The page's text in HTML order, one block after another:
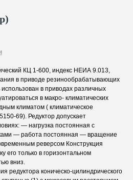
КЦ 1-600, индекс НЕИА 9.013,
в приводе резинообрабатывающих
в приводах различных
в макро- климатических
климатом ( климатическое
69). Редуктор допускает
— нагрузка постоянная с
— работа постоянная — вращение
реверсом Конструкция
его только в горизонтальном
вниз.
редуктора коническо-цилиндрического